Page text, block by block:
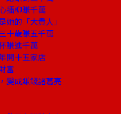
插柳賺千萬
她的「大貴人」
十歲賺五千萬
賺進千萬
開十五家店
富
變成賺錢諸葛亮